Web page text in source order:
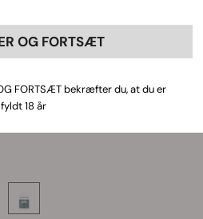
OG FORTSÆT
FORTSÆT bekræfter du, at du er
fyldt 18 år